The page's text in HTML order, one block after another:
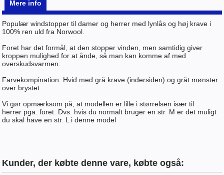
Mere info
Populær windstopper til damer og herrer med lynlås og høj krave i
100% ren uld fra Norwool.
Foret har det formål, at den stopper vinden, men samtidig giver
kroppen mulighed for at ånde, så man kan komme af med
overskudsvarmen.
Farvekompination: Hvid med grå krave (indersiden) og gråt mønster
over brystet.
Vi gør opmærksom på, at modellen er lille i størrelsen især til
herrer pga. foret. Dvs. hvis du normalt bruger en str. M er det muligt
du skal have en str. L i denne model
Kunder, der købte denne vare, købte også: